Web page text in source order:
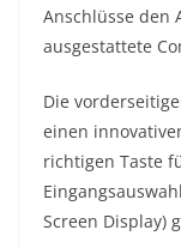
Anschlüsse den
ausgestattete
Die
einen
richtigen Taste
Screen Display)